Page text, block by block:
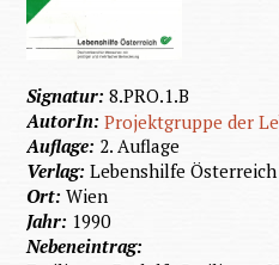
Signatur:8.PRO.1.B
AutorIn:Projektgruppe der
Auflage: 2. Auflage
Verlag:Lebenshilfe Österreich
Ort:Wien
Jahr: 1990
Nebeneintrag: